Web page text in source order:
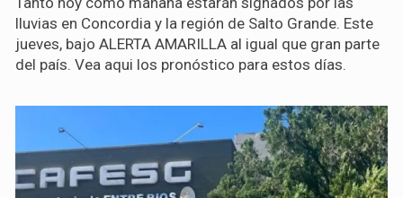
lluvias en Concordia y la región de Salto Grande. Este
jueves, bajo ALERTA AMARILLA al igual que gran parte
del país. Vea aqui los pronóstico para estos días.